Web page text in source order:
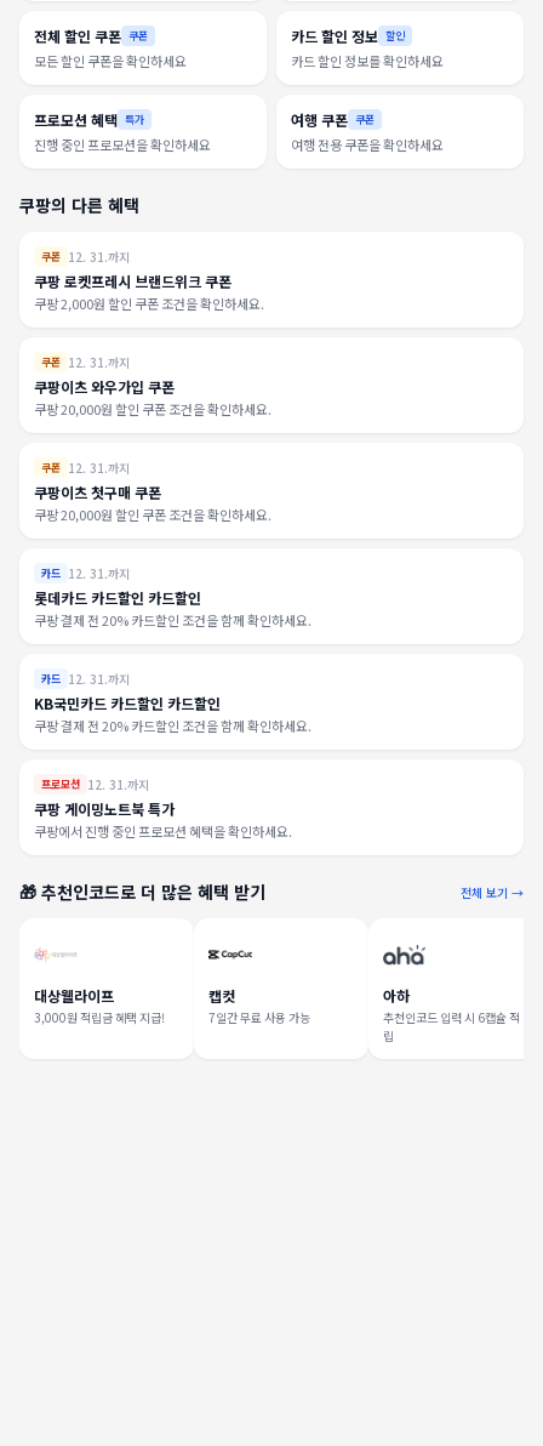
전체 할인 쿠폰 쿠폰
모든 할인 쿠폰을 확인하세요
카드 할인 정보 할인
카드 할인 정보를 확인하세요
프로모션 혜택 특가
진행 중인 프로모션을 확인하세요
여행 쿠폰 쿠폰
여행 전용 쿠폰을 확인하세요
쿠팡의 다른 혜택
쿠폰 12. 31.까지
쿠팡 로켓프레시 브랜드위크 쿠폰
쿠팡 2,000원 할인 쿠폰 조건을 확인하세요.
쿠폰 12. 31.까지
쿠팡이츠 와우가입 쿠폰
쿠팡 20,000원 할인 쿠폰 조건을 확인하세요.
쿠폰 12. 31.까지
쿠팡이츠 첫구매 쿠폰
쿠팡 20,000원 할인 쿠폰 조건을 확인하세요.
카드 12. 31.까지
롯데카드 카드할인 카드할인
쿠팡 결제 전 20% 카드할인 조건을 함께 확인하세요.
카드 12. 31.까지
KB국민카드 카드할인 카드할인
쿠팡 결제 전 20% 카드할인 조건을 함께 확인하세요.
프로모션 12. 31.까지
쿠팡 게이밍노트북 특가
쿠팡에서 진행 중인 프로모션 혜택을 확인하세요.
🎁 추천인코드로 더 많은 혜택 받기 전체 보기 →
대상웰라이프
3,000원 적립금 혜택 지급!
캡컷
7일간 무료 사용 가능
아하
추천인코드 입력 시 6캡슐 적
립